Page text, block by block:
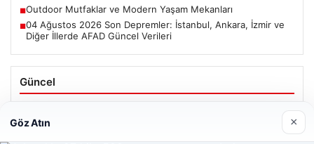
■Outdoor Mutfaklar ve Modern Yaşam Mekanları
■04 Ağustos 2026 Son Depremler: İstanbul, Ankara, İzmir ve
Diğer İllerde AFAD Güncel Verileri
Güncel
oldu? Gram, çeyrek, yarım ve cumhuriyet altını alış satış
fiyatları
Göz Atın ×